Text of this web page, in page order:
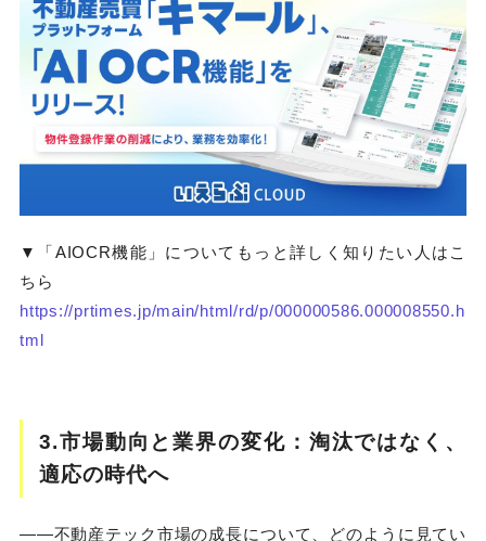
▼「AIOCR機能」についてもっと詳しく知りたい人はこ
ちら
https://prtimes.jp/main/html/rd/p/000000586.000008550.h
tml
3.市場動向と業界の変化：淘汰ではなく、
適応の時代へ
――不動産テック市場の成長について、どのように見てい